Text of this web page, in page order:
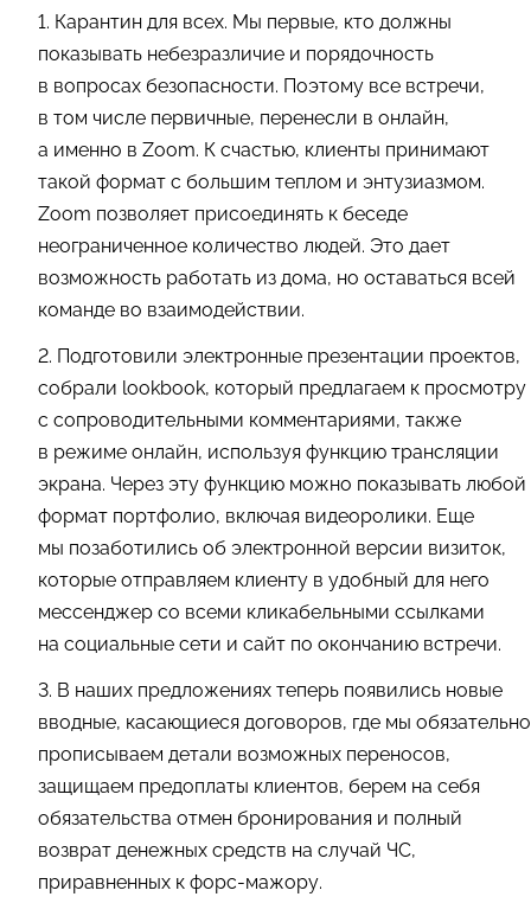
1. Карантин для всех. Мы первые, кто должны
показывать небезразличие и порядочность
в вопросах безопасности. Поэтому все встречи,
в том числе первичные, перенесли в онлайн,
а именно в Zoom. К счастью, клиенты принимают
такой формат с большим теплом и энтузиазмом.
Zoom позволяет присоединять к беседе
неограниченное количество людей. Это дает
возможность работать из дома, но оставаться всей
команде во взаимодействии.
2. Подготовили электронные презентации проектов,
собрали lookbook, который предлагаем к просмотру
с сопроводительными комментариями, также
в режиме онлайн, используя функцию трансляции
экрана. Через эту функцию можно показывать любой
формат портфолио, включая видеоролики. Еще
мы позаботились об электронной версии визиток,
которые отправляем клиенту в удобный для него
мессенджер со всеми кликабельными ссылками
на социальные сети и сайт по окончанию встречи.
3. В наших предложениях теперь появились новые
вводные, касающиеся договоров, где мы обязательно
прописываем детали возможных переносов,
защищаем предоплаты клиентов, берем на себя
обязательства отмен бронирования и полный
возврат денежных средств на случай ЧС,
приравненных к форс-мажору.